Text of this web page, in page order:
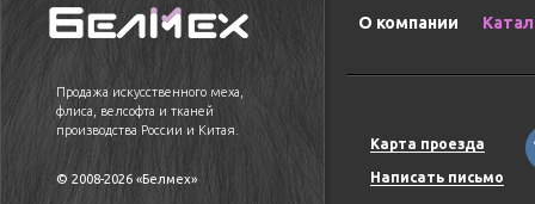
Продажа искусственного меха,
флиса, велсофта и тканей
производства России и Китая.
© 2008-2026 «Белмех»
О компании
Карта проезда
Написать письмо